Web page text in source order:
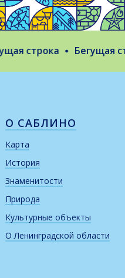
строка Бегущая
О САБЛИНО
Карта
История
Знаменитости
Природа
Культурные объекты
О Ленинградской области